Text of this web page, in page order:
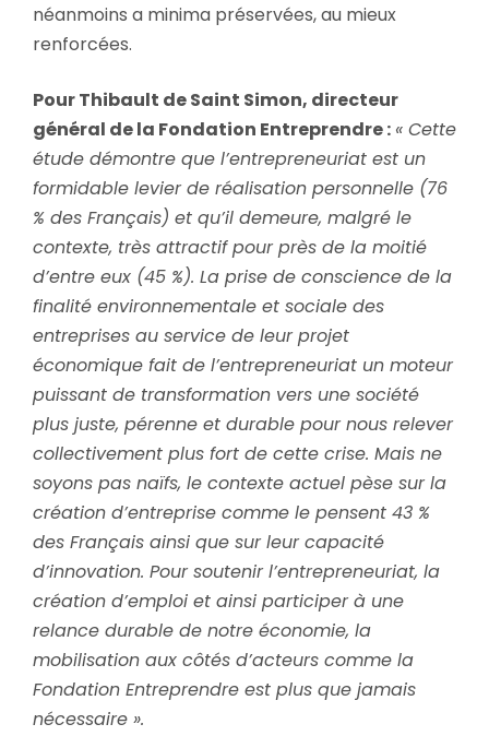
néanmoins a minima préservées, au mieux
renforcées.
Pour Thibault de Saint Simon, directeur
général de la Fondation Entreprendre : « Cette
étude démontre que l’entrepreneuriat est un
formidable levier de réalisation personnelle (76
% des Français) et qu’il demeure, malgré le
contexte, très attractif pour près de la moitié
d’entre eux (45 %). La prise de conscience de la
finalité environnementale et sociale des
entreprises au service de leur projet
économique fait de l’entrepreneuriat un moteur
puissant de transformation vers une société
plus juste, pérenne et durable pour nous relever
collectivement plus fort de cette crise. Mais ne
soyons pas naïfs, le contexte actuel pèse sur la
création d’entreprise comme le pensent 43 %
des Français ainsi que sur leur capacité
d’innovation. Pour soutenir l’entrepreneuriat, la
création d’emploi et ainsi participer à une
relance durable de notre économie, la
mobilisation aux côtés d’acteurs comme la
Fondation Entreprendre est plus que jamais
nécessaire ».